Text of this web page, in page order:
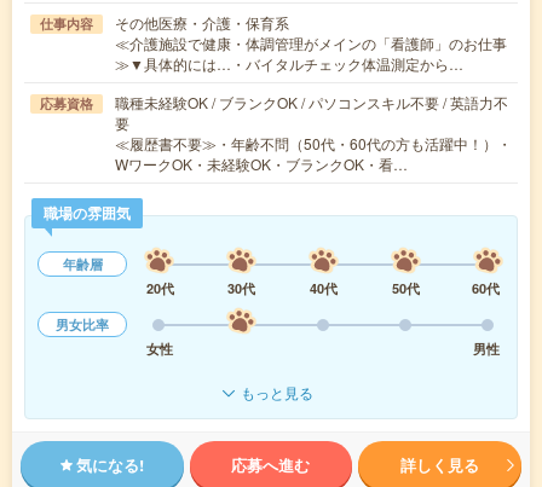
仕事内容
その他医療・介護・保育系
≪介護施設で健康・体調管理がメインの「看護師」のお仕事
≫▼具体的には…・バイタルチェック体温測定から…
応募資格
職種未経験OK / ブランクOK / パソコンスキル不要 / 英語力不
要
≪履歴書不要≫・年齢不問（50代・60代の方も活躍中！）・
WワークOK・未経験OK・ブランクOK・看…
職場の雰囲気
年齢層
20代
30代 40代 50代
60代
男女比率
女性
男性
もっと見る
気になる! 応募へ進む 詳しく見る